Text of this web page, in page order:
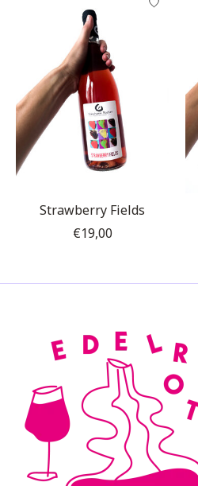
Strawberry Fields
€19,00